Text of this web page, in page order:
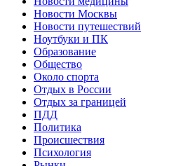
Новости Москвы
Новости путешествий
Ноутбуки и ПК
Образование
Общество
Около спорта
Отдых в России
Отдых за границей
ПДД
Политика
Происшествия
Психология